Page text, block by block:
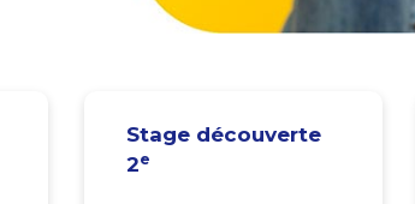
Stage découverte
2e